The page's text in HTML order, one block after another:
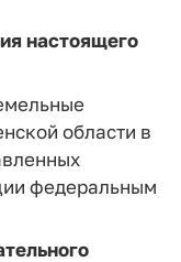
настоящего
области в
федеральным